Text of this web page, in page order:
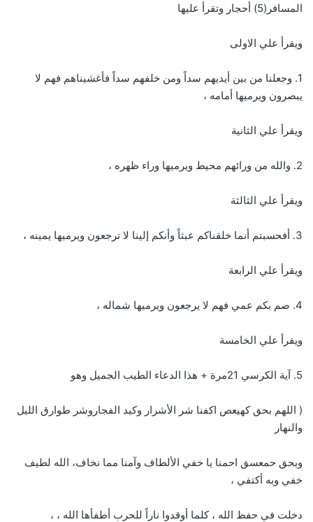
المسافر(5) أحجار وتقرأ عليها
ويقرأ علي الاولى
1. وجعلنا من بين أيديهم سداً ومن خلفهم سداً فأغشيناهم فهم لا
يبصرون ويرميها أمامه ،
ويقرأ علي الثانية
2. والله من ورائهم محيط ويرميها وراء ظهره ،
ويقرأ علي الثالثة
3. أفحسبتم أنما خلقناكم عبثاً وأنكم إلينا لا ترجعون ويرميها يمينه ،
ويقرأ علي الرابعة
4. صم بكم عمي فهم لا يرجعون ويرميها شماله ،
ويقرأ علي الخامسة
5. آية الكرسي 21مرة + هذا الدعاء الطيب الجميل وهو
( اللهم بحق كهيعص اكفنا شر الأشرار وكيد الفجاروشر طوارق الليل
والنهار
وبحق حمعسق احمنا يا خفي الألطاف وآمنا مما نخاف، الله لطيف
خفي وبه أكتفي ،
دخلت في حفظ الله ، كلما أوقدوا ناراً للحرب أطفأها الله ، ،